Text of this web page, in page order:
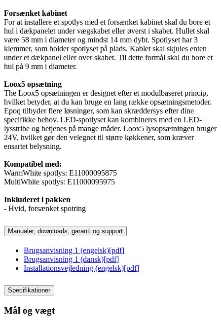
Forsænket kabinet
For at installere et spotlys med et forsænket kabinet skal du bore et
hul i dækpanelet under vægskabet eller øverst i skabet. Hullet skal
være 58 mm i diameter og mindst 14 mm dybt. Spotlyset har 3
klemmer, som holder spotlyset på plads. Kablet skal skjules enten
under et dækpanel eller over skabet. Til dette formål skal du bore et
hul på 9 mm i diameter.
Loox5 opsætning
The Loox5 opsætningen er designet efter et modulbaseret princip,
hvilket betyder, at du kan bruge en lang række opsætningsmetoder.
Epoq tilbyder flere løsninger, som kan skræddersys efter dine
specifikke behov. LED-spotlyset kan kombineres med en LED-
lysstribe og betjenes på mange måder. Loox5 lysopsætningen bruger
24V, hvilket gør den velegnet til større køkkener, som kræver
ensartet belysning.
Kompatibel med:
WarmWhite spotlys: E11000095875
MultiWhite spotlys: E11000095975
Inkluderet i pakken
- Hvid, forsænket spotring
Manualer, downloads, garanti og support
Brugsanvisning 1 (engelsk)[pdf]
Brugsanvisning 1 (dansk)[pdf]
Installationsvejledning (engelsk)[pdf]
Specifikationer
Mål og vægt